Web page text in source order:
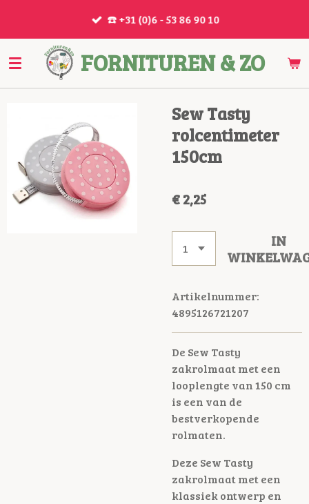
de
hoofdinhoud
FORNITUREN & ZO
☎️ +31 (0)6 - 53 86 90 10
Sew Tasty
rolcentimeter
150cm
€ 2,25
IN
Artikelnummer:
4895126721207
De Sew Tasty
zakrolmaat met een
looplengte van 150 cm
is een van de
bestverkopende
rolmaten.
Deze Sew Tasty
zakrolmaat met een
klassiek ontwerp en